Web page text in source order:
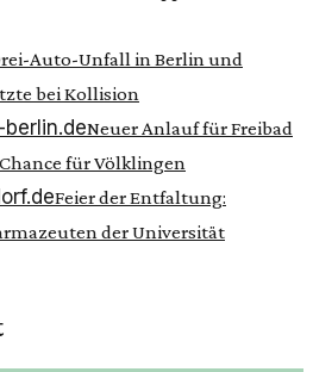
Auto-Unfall in Berlin und
bei Kollision
Neuer Anlauf für Freibad
für Völklingen
Feier der Entfaltung:
der Universität